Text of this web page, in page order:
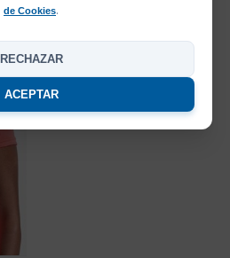
de Cookies.
RECHAZAR
ACEPTAR